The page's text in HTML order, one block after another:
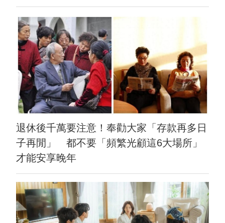
退休後千萬要注意！奉勸大家「存款再多日
子再閒」 都不要「頻繁光顧這6大場所」
才能安享晚年